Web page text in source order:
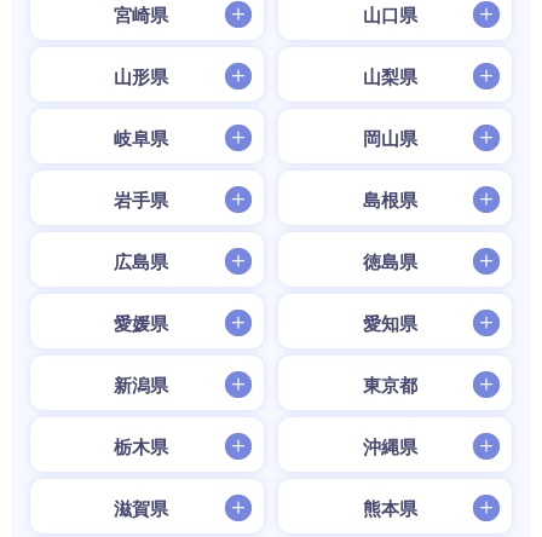
宮崎県 山口県
山形県 山梨県
岐阜県 岡山県
岩手県 島根県
広島県 徳島県
愛媛県 愛知県
新潟県 東京都
栃木県 沖縄県
滋賀県 熊本県